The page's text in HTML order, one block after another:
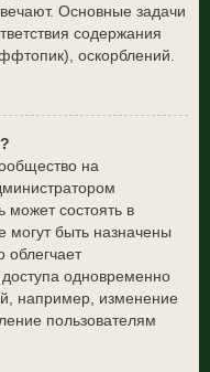
Основные задачи
содержания
оскорблений.
на
может состоять в
могут быть назначены
облегчает
одновременно
например, изменение
пользователям